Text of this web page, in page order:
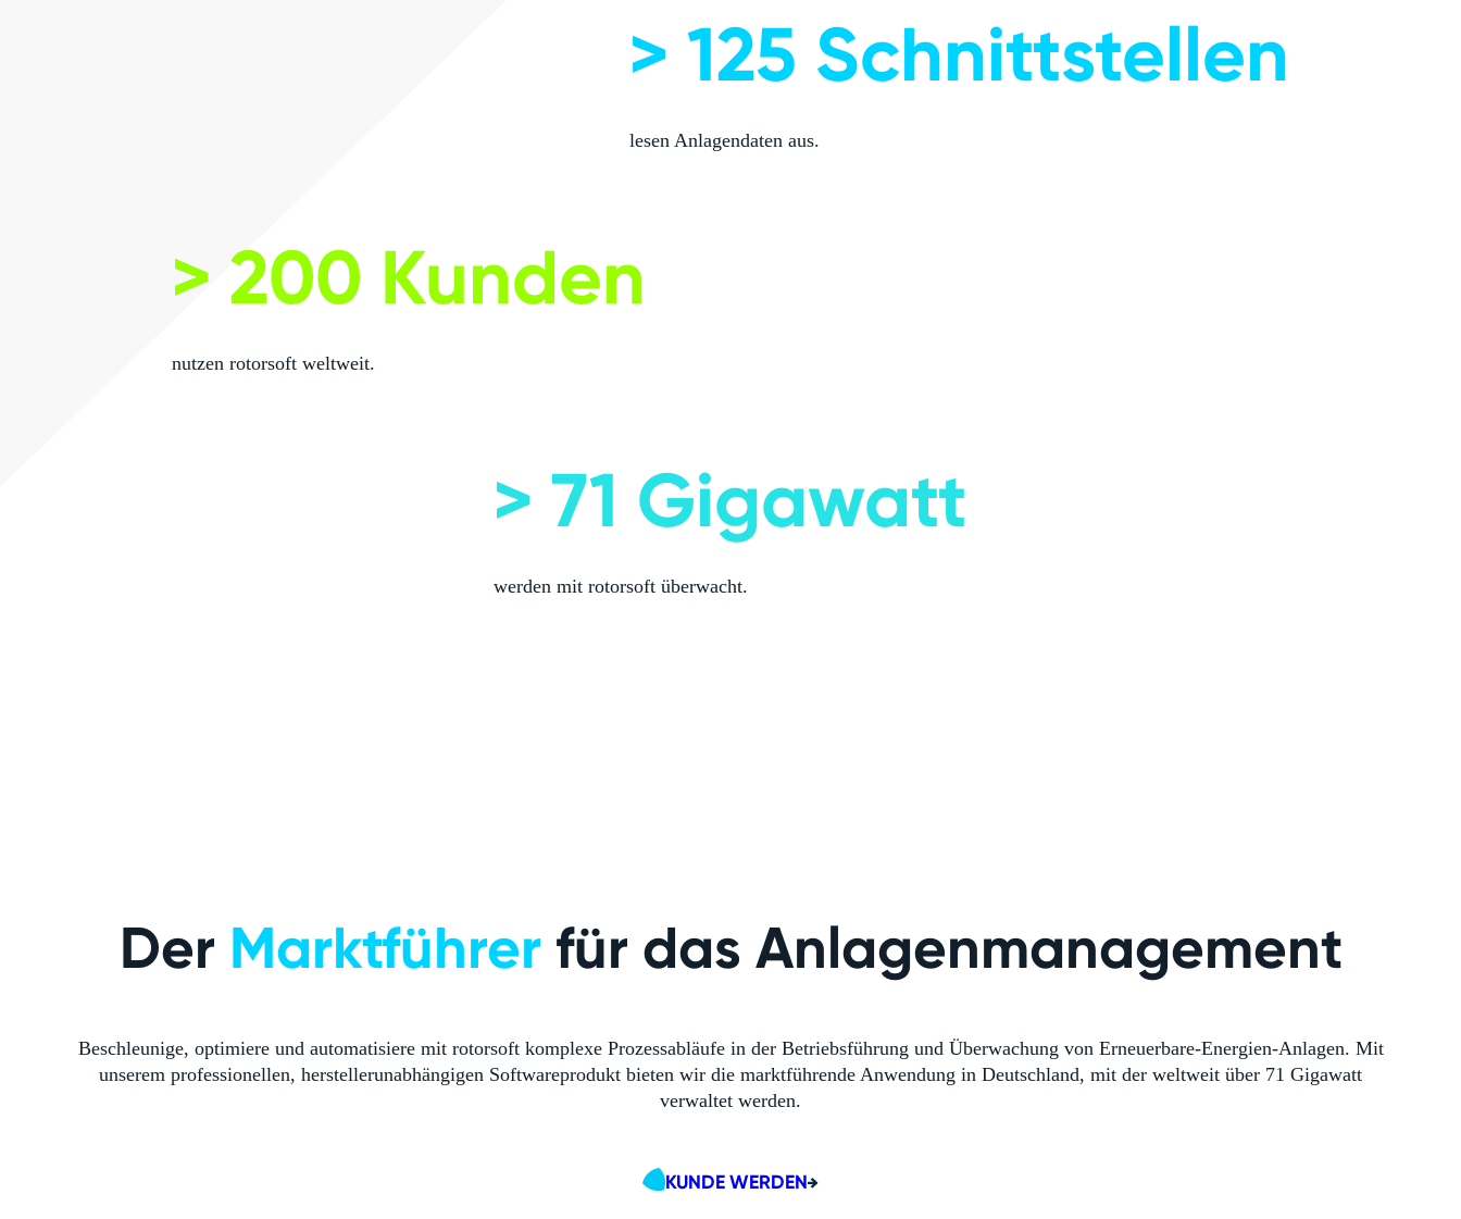
> 125 Schnittstellen
lesen Anlagendaten aus.
> 200 Kunden
nutzen rotorsoft weltweit.
> 71 Gigawatt
werden mit rotorsoft überwacht.
Der Marktführer für das An­­la­­gen­ma­nage­ment
Beschleunige, optimiere und automatisiere mit rotorsoft komplexe Prozessabläufe in der Betriebsführung und Überwachung von Erneuerbare-Energien-Anlagen. Mit
unserem professionellen, herstellerunabhängigen Softwareprodukt bieten wir die marktführende Anwendung in Deutschland, mit der weltweit über 71 Gigawatt
verwaltet werden.
KUNDE WERDEN